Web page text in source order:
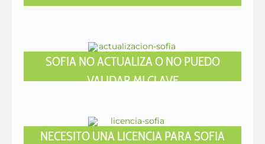
SOFIA NO ACTUALIZA O NO PUEDO
VALIDAR MI CLAVE
NECESITO UNA LICENCIA PARA SOFIA